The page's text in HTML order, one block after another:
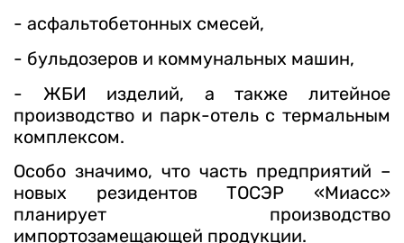
- асфальтобетонных смесей,
- бульдозеров и коммунальных машин,
- ЖБИ изделий, а также литейное
производство и парк-отель с термальным
комплексом.
Особо значимо, что часть предприятий –
новых резидентов ТОСЭР «Миасс»
планирует производство
импортозамещающей продукции.